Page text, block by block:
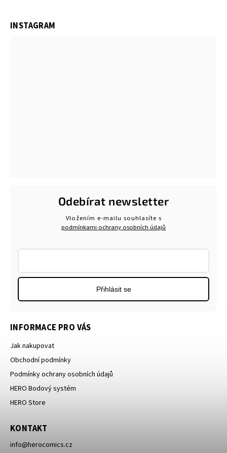
INFORMACE PRO VÁS
Jak nakupovat
Obchodní podmínky
Podmínky ochrany osobních údajů
HERO Bodový systém
HERO Store
KONTAKT
info@herocomics.cz
INSTAGRAM
Odebírat newsletter
Vložením e-mailu souhlasíte s
podmínkami ochrany osobních údajů
Přihlásit se